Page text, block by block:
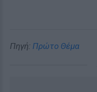
Πηγή: Πρώτο Θέμα